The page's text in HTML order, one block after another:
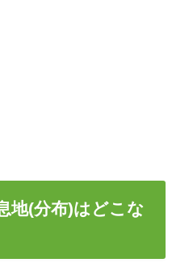
地(分布)はどこな